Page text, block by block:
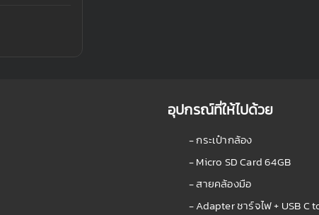
อุปกรณ์ที่ให้ไปด้วย
- กระเป๋ากล้อง
- Micro SD Card 64GB
- สายคล้องมือ
- Adapter ชาร์จไฟ + USB C